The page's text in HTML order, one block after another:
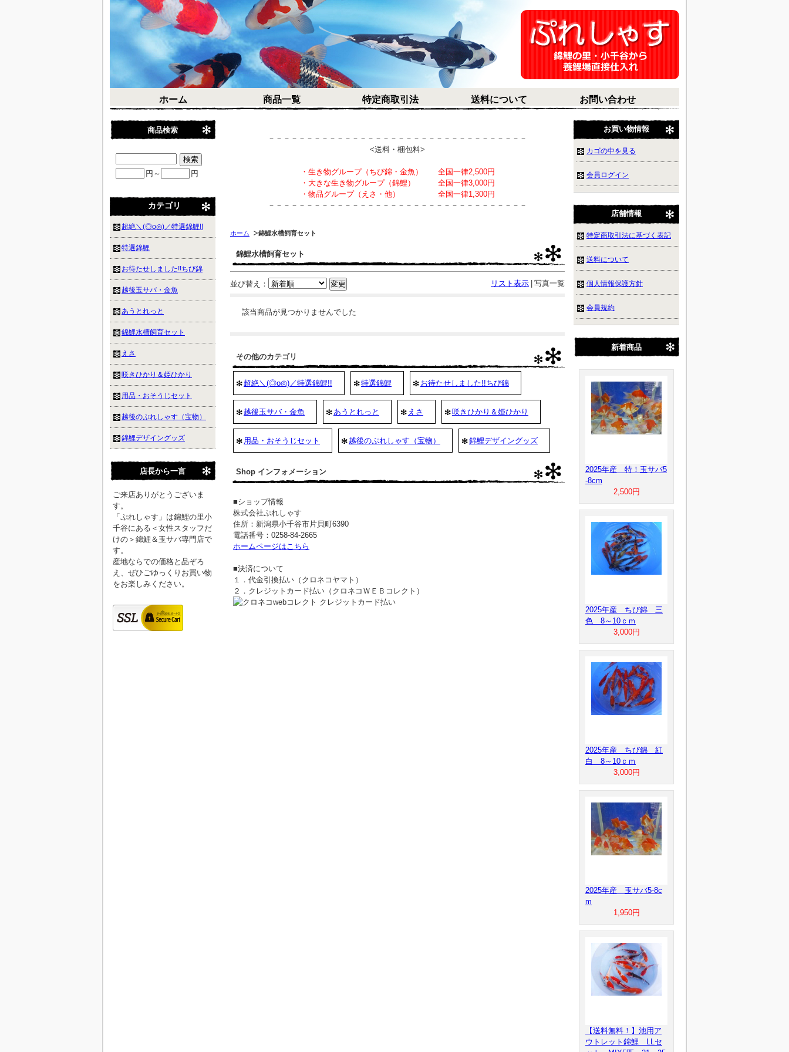
ホーム 商品一覧 特定商取引法 送料について お問い合わせ
－－－－－－－－－－－－－－－－－－－－－－－－－－－－－－－－－－
<送料・梱包料>
・生き物グループ（ちび錦・金魚） 全国一律2,500円
・大きな生き物グループ（錦鯉） 全国一律3,000円
・物品グループ（えさ・他） 全国一律1,300円
－－－－－－－－－－－－－－－－－－－－－－－－－－－－－－－－－－
ホーム 錦鯉水槽飼育セット
錦鯉水槽飼育セット
リスト表示 写真一覧
並び替え：
該当商品が見つかりませんでした
その他のカテゴリ
超絶＼(◎o◎)／特選錦鯉!! 特選錦鯉 お待たせしました!!ちび錦
越後玉サバ・金魚 あうとれっと えさ 咲きひかり＆姫ひかり
用品・おそうじセット 越後のぷれしゃす（宝物） 錦鯉デザイングッズ
Shop インフォメーション
■ショップ情報
株式会社ぷれしゃす
住所：新潟県小千谷市片貝町6390
電話番号：0258-84-2665
ホームページはこちら
■決済について
１．代金引換払い（クロネコヤマト）
２．クレジットカード払い（クロネコＷＥＢコレクト）
商品検索
円～ 円
カテゴリ
超絶＼(◎o◎)／特選錦鯉!!
特選錦鯉
お待たせしました!!ちび錦
越後玉サバ・金魚
あうとれっと
錦鯉水槽飼育セット
えさ
咲きひかり＆姫ひかり
用品・おそうじセット
越後のぷれしゃす（宝物）
錦鯉デザイングッズ
店長から一言
ご来店ありがとうございま
す。
「ぷれしゃす」は錦鯉の里小
千谷にある＜女性スタッフだ
けの＞錦鯉＆玉サバ専門店で
す。
産地ならでの価格と品ぞろ
え、ぜひごゆっくりお買い物
をお楽しみください。
お買い物情報
カゴの中を見る
会員ログイン
店舗情報
特定商取引法に基づく表記
送料について
個人情報保護方針
会員規約
新着商品
2025年産 特！玉サバ5
-8cm
2,500円
2025年産 ちび錦 三
色 8～10ｃｍ
3,000円
2025年産 ちび錦 紅
白 8～10ｃｍ
3,000円
2025年産 玉サバ5-8c
m
1,950円
【送料無料！】池用ア
ウトレット錦鯉 LLセ